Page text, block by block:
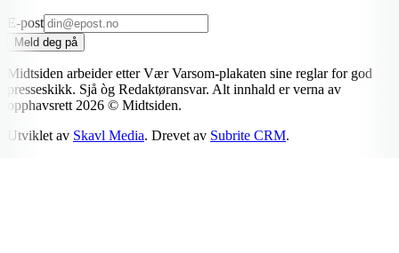
E-post
Meld deg på
Midtsiden arbeider etter Vær Varsom-plakaten sine reglar for god
presseskikk. Sjå òg Redaktøransvar. Alt innhald er verna av
opphavsrett 2026 © Midtsiden.
Utviklet av Skavl Media. Drevet av Subrite CRM.